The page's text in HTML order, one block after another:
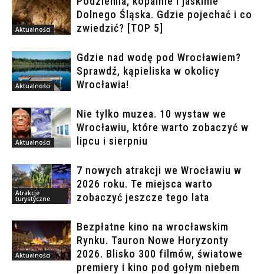
Aktualności
Dolnego Śląska. Gdzie pojechać i co
zwiedzić? [TOP 5]
Aktualności
Gdzie nad wodę pod Wrocławiem?
Sprawdź, kąpieliska w okolicy
Wrocławia!
Aktualności
Nie tylko muzea. 10 wystaw we
Wrocławiu, które warto zobaczyć w
lipcu i sierpniu
Atrakcje
turystyczne
7 nowych atrakcji we Wrocławiu w
2026 roku. Te miejsca warto
zobaczyć jeszcze tego lata
Aktualności
Bezpłatne kino na wrocławskim
Rynku. Tauron Nowe Horyzonty
2026. Blisko 300 filmów, światowe
premiery i kino pod gołym niebem